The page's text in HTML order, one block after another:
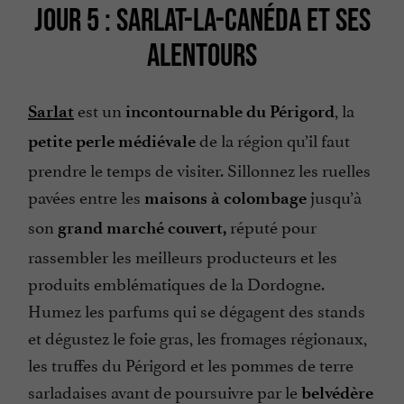
JOUR 5 : SARLAT-LA-CANÉDA ET SES
ALENTOURS
Sarlat est un incontournable du Périgord, la
petite perle médiévalede la région qu’il faut
prendre le temps de visiter. Sillonnez les ruelles
pavées entre les maisons à colombagejusqu’à
son grand marché couvert, réputé pour
rassembler les meilleurs producteurs et les
produits emblématiques de la Dordogne.
Humez les parfums qui se dégagent des stands
et dégustez le foie gras, les fromages régionaux,
les truffes du Périgord et les pommes de terre
sarladaises avant de poursuivre par lebelvédère